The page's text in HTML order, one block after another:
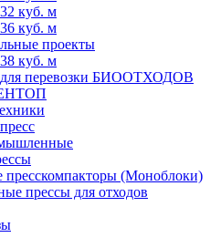
куб. м
куб. м
проекты
куб. м
для перевозки БИООТХОДОВ
(Моноблоки)
прессы для отходов